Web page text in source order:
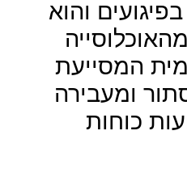
והוא
המסייעת
ומעבירה
כוחות